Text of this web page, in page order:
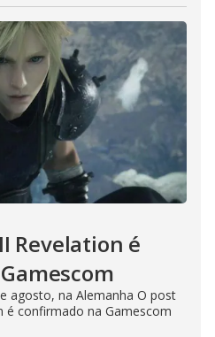
Revelation é
agosto, na Alemanha O post
é confirmado na Gamescom